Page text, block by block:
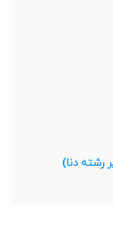
رشته دنا)